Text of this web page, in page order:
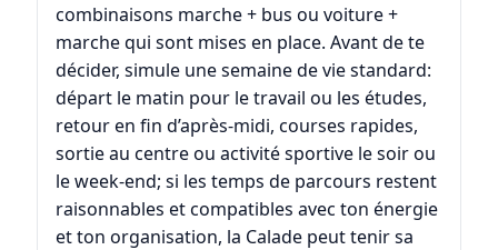
combinaisons marche + bus ou voiture +
marche qui sont mises en place. Avant de te
décider, simule une semaine de vie standard:
départ le matin pour le travail ou les études,
retour en fin d’après-midi, courses rapides,
sortie au centre ou activité sportive le soir ou
le week-end; si les temps de parcours restent
raisonnables et compatibles avec ton énergie
et ton organisation, la Calade peut tenir sa